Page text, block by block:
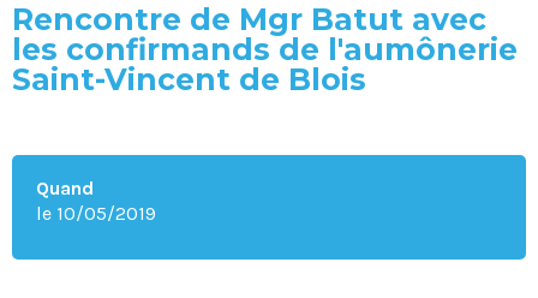
Rencontre de Mgr Batut avec
les confirmands de l'aumônerie
Saint-Vincent de Blois
Quand
le 10/05/2019